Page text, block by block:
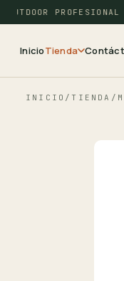
PROFESIONAL
InicioTienda
INICIO / TIENDA /